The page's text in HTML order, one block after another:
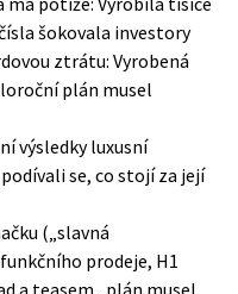
šokovala investory
ztrátu: Vyrobená
plán musel
výsledky luxusní
se, co stojí za její
(„slavná
prodeje, H1
a teasem „plán musel